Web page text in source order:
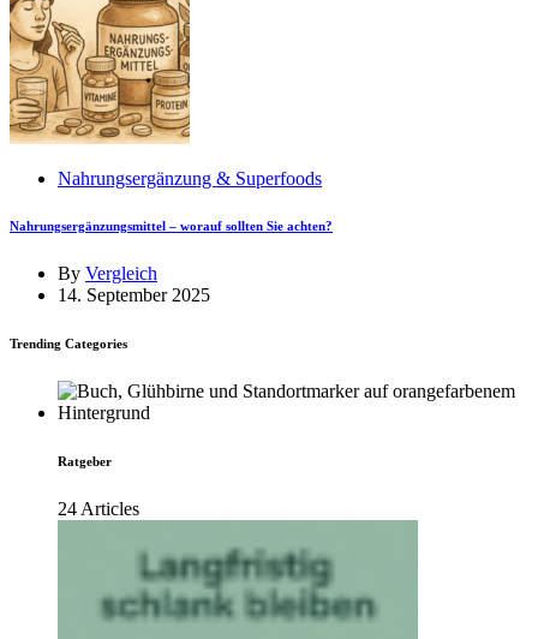
Nahrungsergänzung & Superfoods
Nahrungsergänzungsmittel – worauf sollten Sie achten?
By Vergleich
14. September 2025
Trending Categories
Ratgeber
24 Articles